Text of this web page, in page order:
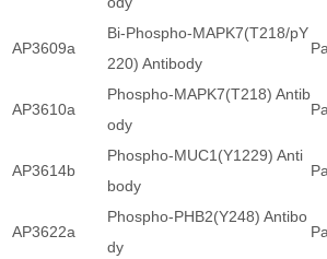
AP3609a
Bi-Phospho-MAPK7(T218/pY
220) Antibody
AP3610a
Phospho-MAPK7(T218) Antib
ody
AP3614b
Phospho-MUC1(Y1229) Anti
body
AP3622a
Phospho-PHB2(Y248) Antibo
dy